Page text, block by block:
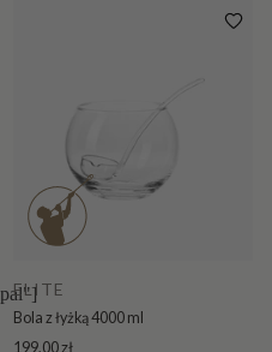
ELITE
Bola z łyżką 4000 ml
199,00 zł